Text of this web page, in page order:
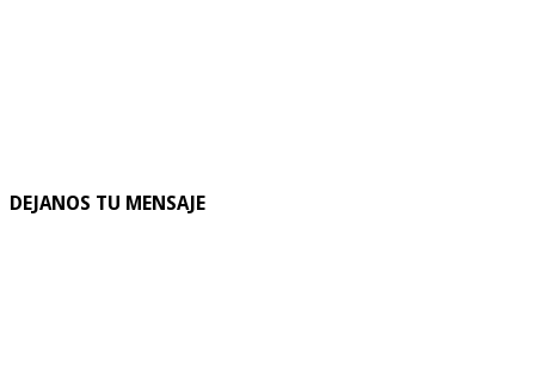
DEJANOS TU MENSAJE